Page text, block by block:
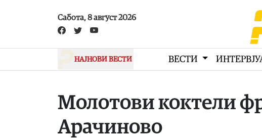
Сабота, 8 август 2026
НАЈНОВИ ВЕСТИ ВЕСТИ
Молотови коктели
Арачиново